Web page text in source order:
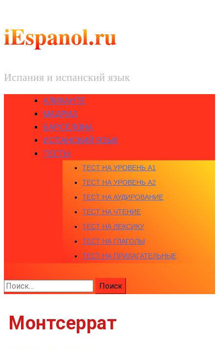
iEspanol.ru
Испания и испанский язык
АЛИКАНТЕ
МАДРИД
БАРСЕЛОНА
ИСПАНСКИЙ ЯЗЫК
ТЕСТЫ
ТЕСТ НА УРОВЕНЬ A1
ТЕСТ НА УРОВЕНЬ A2
ТЕСТ НА АУДИРОВАНИЕ
ТЕСТ НА ЧТЕНИЕ
ТЕСТ НА ЛЕКСИКУ
ТЕСТ НА ГЛАГОЛЫ
ТЕСТ НА ПРИЛАГАТЕЛЬНЫЕ
Найти:
Монтсеррат